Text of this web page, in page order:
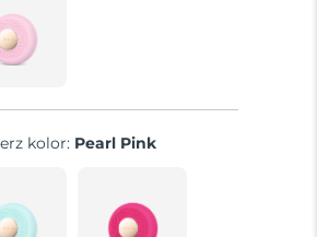
kolor: Pearl Pink